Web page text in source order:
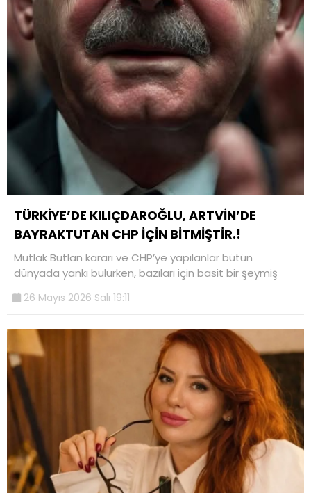
TÜRKİYE’DE KILIÇDAROĞLU, ARTVİN’DE
BAYRAKTUTAN CHP İÇİN BİTMİŞTİR.!
Mutlak Butlan kararı ve CHP’ye yapılanlar bütün
dünyada yankı bulurken, bazıları için basit bir şeymiş
26 Mayıs 2026 Salı 19:11